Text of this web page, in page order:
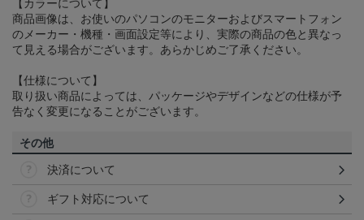
【カラーについて】
商品画像は、お使いのパソコンのモニターおよびスマートフォン
のメーカー・機種・画面設定等により、実際の商品の色と異なっ
て見える場合がございます。あらかじめご了承ください。
【仕様について】
取り扱い商品によっては、パッケージやデザインなどの仕様が予
告なく変更になることがございます。
その他
決済について
ギフト対応について